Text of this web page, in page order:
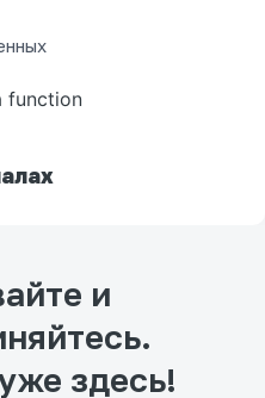
function
и
здесь!